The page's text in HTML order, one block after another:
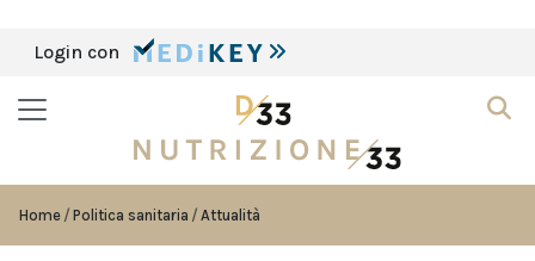
Login con
Home Politica sanitaria Attualità